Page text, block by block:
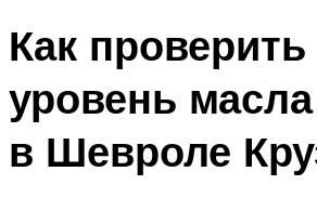
Как проверить
уровень
в Шевроле